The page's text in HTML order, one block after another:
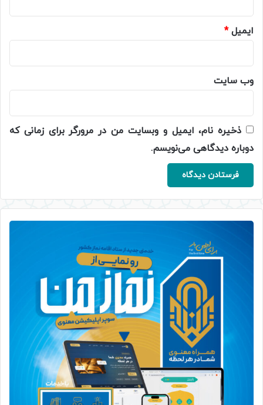
ایمیل*
وب‌ سایت
ذخیره نام، ایمیل و وبسایت من در مرورگر برای زمانی که
دوباره دیدگاهی می‌نویسم.